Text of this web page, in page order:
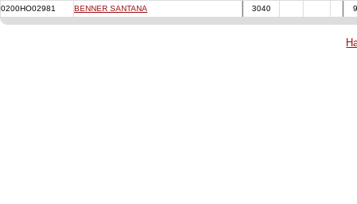
0200HO02981
BENNER SANTANA 3040